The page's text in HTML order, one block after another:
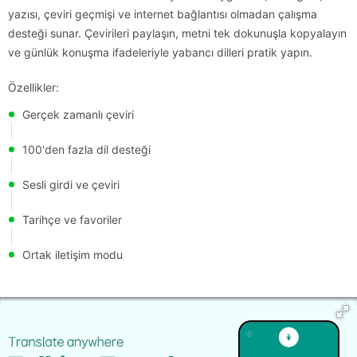
yazısı, çeviri geçmişi ve internet bağlantısı olmadan çalışma
desteği sunar. Çevirileri paylaşın, metni tek dokunuşla kopyalayın
ve günlük konuşma ifadeleriyle yabancı dilleri pratik yapın.
Özellikler:
Gerçek zamanlı çeviri
100'den fazla dil desteği
Sesli girdi ve çeviri
Tarihçe ve favoriler
Ortak iletişim modu